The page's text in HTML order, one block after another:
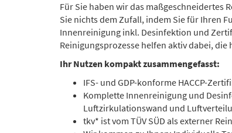
Für Sie haben wir das maßgeschneidertes
Sie nichts dem Zufall, indem Sie für Ihren
Innenreinigung inkl. Desinfektion und
Reinigungsprozesse helfen aktiv dabei,
Ihr Nutzen kompakt zusammengefasst:
IFS- und GDP-konforme HACCP-
Komplette Innenreinigung und
Luftzirkulationswand und
tkv* ist vom TÜV SÜD als externer